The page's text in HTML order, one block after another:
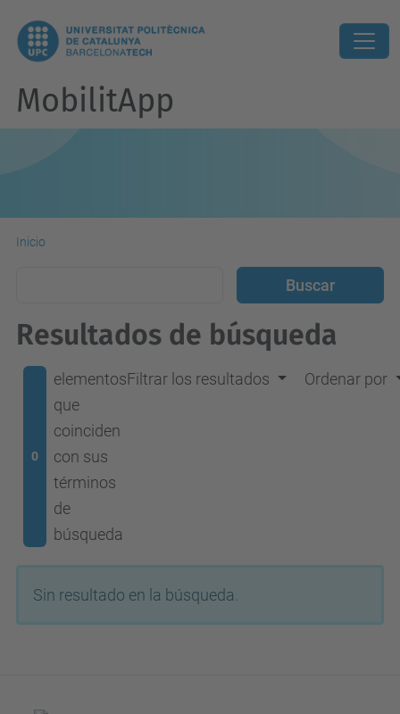
MobilitApp
Inicio
Resultados de búsqueda
0
elementos
que
coinciden
con sus
términos
de
búsqueda
Filtrar los resultados Ordenar por
Sin resultado en la búsqueda.